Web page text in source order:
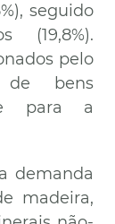
seguido
(19,8%).
pelo
de bens
para a
demanda
madeira,